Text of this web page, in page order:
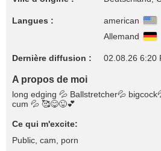
Langues :
american
Allemand
Dernière diffusion : 02.08.26 6:20
A propos de moi
​long ​edging 💦 ​Ballstretcher💦
cum 💦 🥰😋😜💕
Ce qui m'excite:
Public, cam, porn